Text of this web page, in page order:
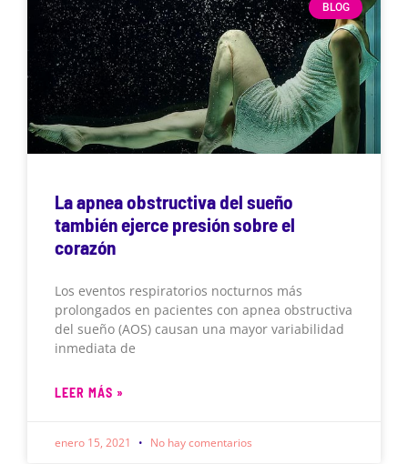
BLOG
La apnea obstructiva del sueño
también ejerce presión sobre el
corazón
Los eventos respiratorios nocturnos más
prolongados en pacientes con apnea obstructiva
del sueño (AOS) causan una mayor variabilidad
inmediata de
LEER MÁS »
enero 15, 2021 No hay comentarios